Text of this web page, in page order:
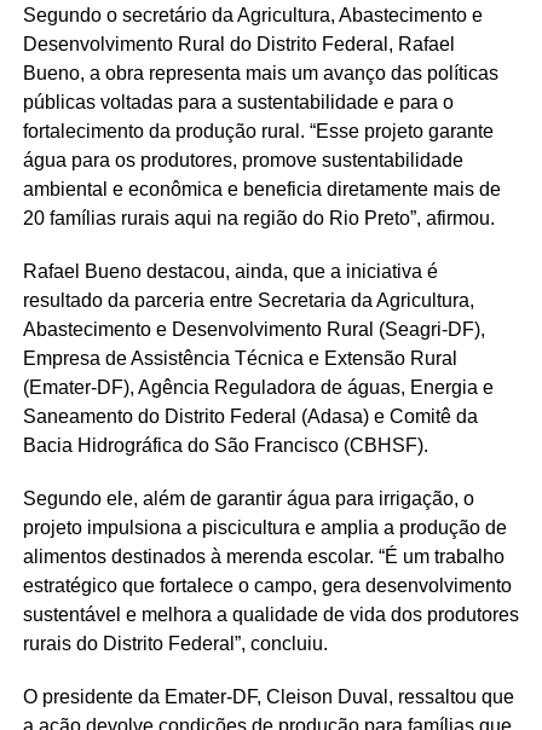
Segundo o secretário da Agricultura, Abastecimento e
Desenvolvimento Rural do Distrito Federal, Rafael
Bueno, a obra representa mais um avanço das políticas
públicas voltadas para a sustentabilidade e para o
fortalecimento da produção rural. “Esse projeto garante
água para os produtores, promove sustentabilidade
ambiental e econômica e beneficia diretamente mais de
20 famílias rurais aqui na região do Rio Preto”, afirmou.
Rafael Bueno destacou, ainda, que a iniciativa é
resultado da parceria entre Secretaria da Agricultura,
Abastecimento e Desenvolvimento Rural (Seagri-DF),
Empresa de Assistência Técnica e Extensão Rural
(Emater-DF), Agência Reguladora de águas, Energia e
Saneamento do Distrito Federal (Adasa) e Comitê da
Bacia Hidrográfica do São Francisco (CBHSF).
Segundo ele, além de garantir água para irrigação, o
projeto impulsiona a piscicultura e amplia a produção de
alimentos destinados à merenda escolar. “É um trabalho
estratégico que fortalece o campo, gera desenvolvimento
sustentável e melhora a qualidade de vida dos produtores
rurais do Distrito Federal”, concluiu.
O presidente da Emater-DF, Cleison Duval, ressaltou que